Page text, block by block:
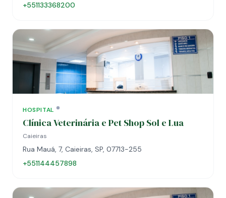
+551133368200
HOSPITAL
Clínica Veterinária e Pet Shop Sol e Lua
Caieiras
Rua Mauá, 7, Caieiras, SP, 07713-255
+551144457898